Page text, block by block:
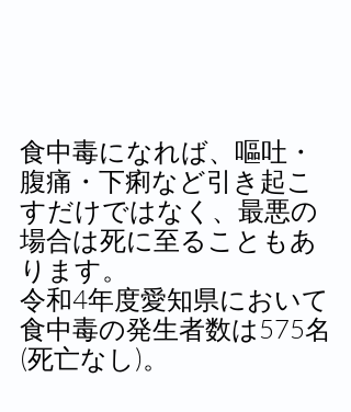
食中毒になれば、嘔吐・
腹痛・下痢など引き起こ
すだけではなく、最悪の
場合は死に至ることもあ
ります。
令和4年度愛知県において
食中毒の発生者数は575名
(死亡なし)。